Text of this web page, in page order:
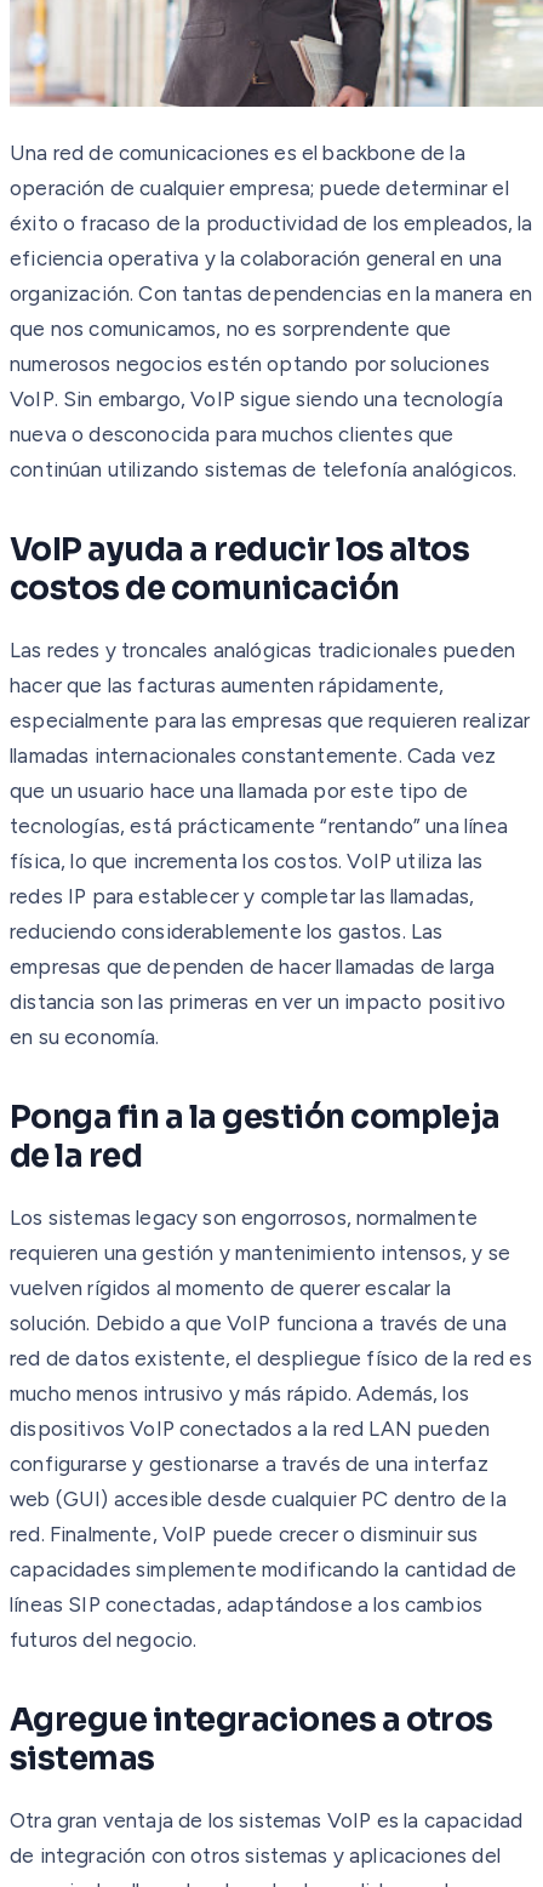
Una red de comunicaciones es el backbone de la
operación de cualquier empresa; puede determinar el
éxito o fracaso de la productividad de los empleados, la
eficiencia operativa y la colaboración general en una
organización. Con tantas dependencias en la manera en
que nos comunicamos, no es sorprendente que
numerosos negocios estén optando por soluciones
VoIP. Sin embargo, VoIP sigue siendo una tecnología
nueva o desconocida para muchos clientes que
continúan utilizando sistemas de telefonía analógicos.
VoIP ayuda a reducir los altos
costos de comunicación
Las redes y troncales analógicas tradicionales pueden
hacer que las facturas aumenten rápidamente,
especialmente para las empresas que requieren realizar
llamadas internacionales constantemente. Cada vez
que un usuario hace una llamada por este tipo de
tecnologías, está prácticamente “rentando” una línea
física, lo que incrementa los costos. VoIP utiliza las
redes IP para establecer y completar las llamadas,
reduciendo considerablemente los gastos. Las
empresas que dependen de hacer llamadas de larga
distancia son las primeras en ver un impacto positivo
en su economía.
Ponga fin a la gestión compleja
de la red
Los sistemas legacy son engorrosos, normalmente
requieren una gestión y mantenimiento intensos, y se
vuelven rígidos al momento de querer escalar la
solución. Debido a que VoIP funciona a través de una
red de datos existente, el despliegue físico de la red es
mucho menos intrusivo y más rápido. Además, los
dispositivos VoIP conectados a la red LAN pueden
configurarse y gestionarse a través de una interfaz
web (GUI) accesible desde cualquier PC dentro de la
red. Finalmente, VoIP puede crecer o disminuir sus
capacidades simplemente modificando la cantidad de
líneas SIP conectadas, adaptándose a los cambios
futuros del negocio.
Agregue integraciones a otros
sistemas
Otra gran ventaja de los sistemas VoIP es la capacidad
de integración con otros sistemas y aplicaciones del